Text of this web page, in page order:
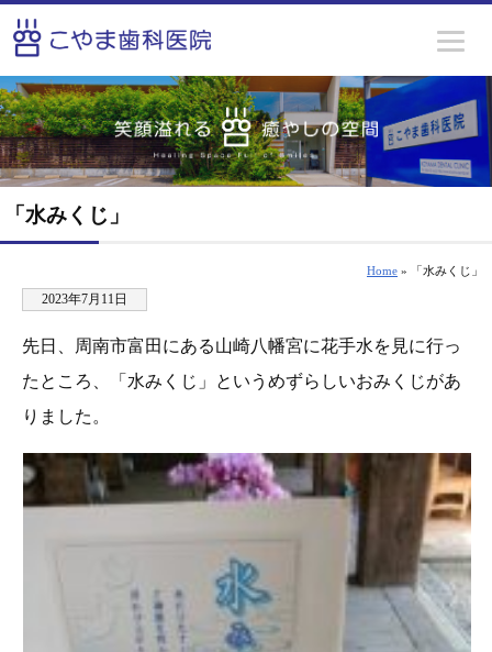
「水みくじ」
Home » 「水みくじ」
2023年7月11日
先日、周南市富田にある山崎八幡宮に花手水を見に行っ
たところ、「水みくじ」というめずらしいおみくじがあ
りました。